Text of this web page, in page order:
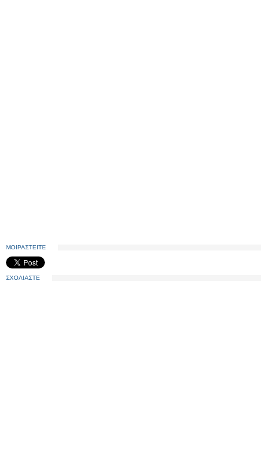
ΜΟΙΡΑΣΤΕΙΤΕ
ΣΧΟΛΙΑΣΤΕ